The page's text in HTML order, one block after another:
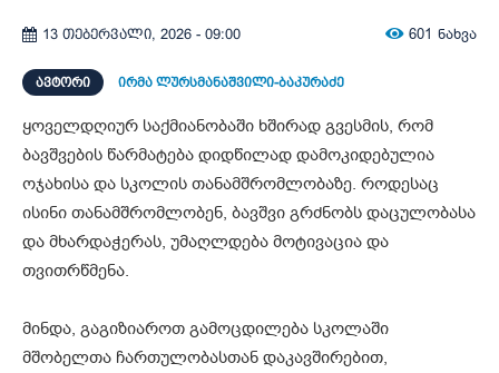
13 თებერვალი, 2026 - 09:00 601 ნახვა
ᲐᲕᲢᲝᲠᲘ ირმა ლურსმანაშვილი-ბაკურაძე
ყოველდღიურ საქმიანობაში ხშირად გვესმის, რომ
ბავშვების წარმატება დიდწილად დამოკიდებულია
ოჯახისა და სკოლის თანამშრომლობაზე. როდესაც
ისინი თანამშრომლობენ, ბავშვი გრძნობს დაცულობასა
და მხარდაჭერას, უმაღლდება მოტივაცია და
თვითრწმენა.
მინდა, გაგიზიაროთ გამოცდილება სკოლაში
მშობელთა ჩართულობასთან დაკავშირებით,